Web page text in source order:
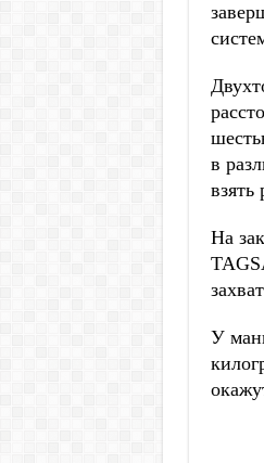
в
взять
На
У